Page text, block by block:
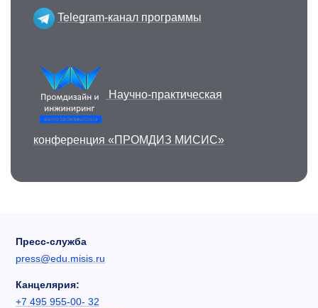
Telegram-канал программы
Научно-практическая
конференция «ПРОМДИЗ МИСИС»
Пресс-служба
press@edu.misis.ru
Канцелярия:
+7 495 955-00- 32